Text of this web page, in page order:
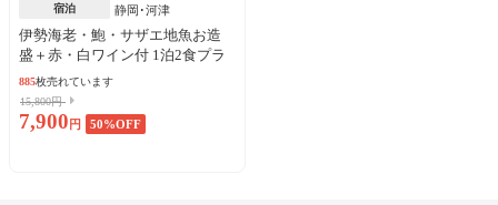
宿泊 静岡･河津
伊勢海老・鮑・サザエ地魚お造
盛＋赤・白ワイン付 1泊2食プラ
ン
885枚売れています
15,800円
7,900 円 50%OFF